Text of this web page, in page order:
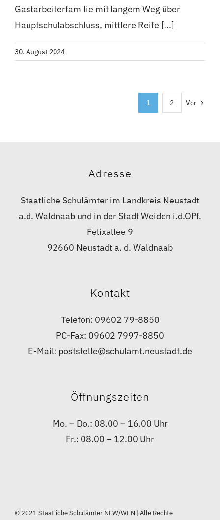
Gastarbeiterfamilie mit langem Weg über
Hauptschulabschluss, mittlere Reife [...]
30. August 2024
1 2 Vor
Adresse
Staatliche Schulämter im Landkreis Neustadt
a.d. Waldnaab und in der Stadt Weiden i.d.OPf.
Felixallee 9
92660 Neustadt a. d. Waldnaab
Kontakt
Telefon: 09602 79-8850
PC-Fax: 09602 7997-8850
E-Mail: poststelle@schulamt.neustadt.de
Öffnungszeiten
Mo. – Do.: 08.00 – 16.00 Uhr
Fr.: 08.00 – 12.00 Uhr
© 2021 Staatliche Schulämter NEW/WEN | Alle Rechte